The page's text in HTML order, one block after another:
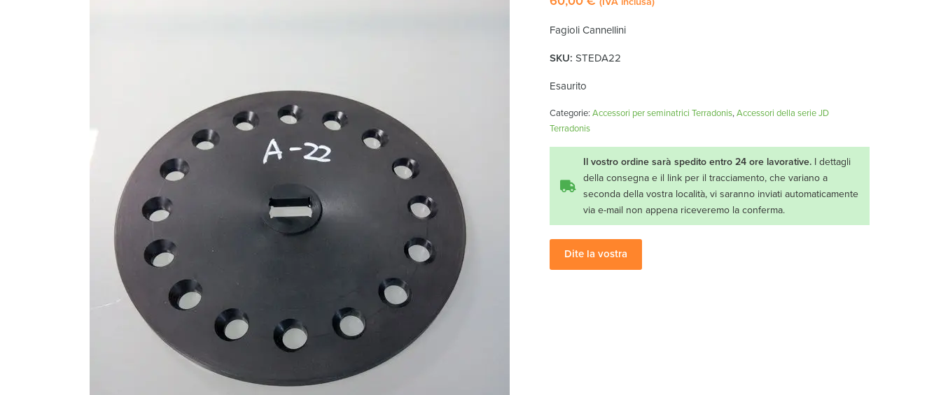
Fagioli Cannellini
SKU: STEDA22
Esaurito
Categorie: Accessori per seminatrici Terradonis,Accessori della serie JD
Terradonis
Il vostro ordine sarà spedito entro 24 ore lavorative.I dettagli
della consegna e il link per il tracciamento, che variano a
seconda della vostra località, vi saranno inviati automaticamente
via e-mail non appena riceveremo la conferma.
Dite la vostra